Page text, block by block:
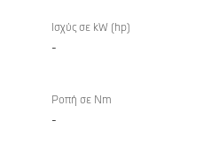
Ισχύς σε kW (hp)
-
Ροπή σε Nm
-